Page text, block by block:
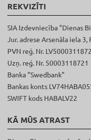
REKVIZĪTI
SIA Izdevniecība "Dienas
Jur. adrese Arsenāla iela 3,
PVN reģ. Nr.
Uzņ. reģ. Nr. 50003118721
Banka "Swedbank"
Bankas konts
SWIFT kods HABALV22
KĀ MŪS ATRAST